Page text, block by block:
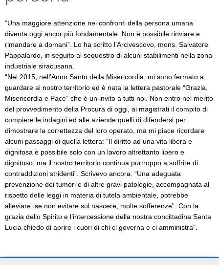
“Una maggiore attenzione nei confronti della persona umana
diventa oggi ancor più fondamentale. Non è possibile rinviare e
rimandare a domani”. Lo ha scritto l’Arcivescovo, mons. Salvatore
Pappalardo, in seguito al sequestro di alcuni stabilimenti nella zona
industriale siracusana.
“Nel 2015, nell’Anno Santo della Misericordia, mi sono fermato a
guardare al nostro territorio ed è nata la lettera pastorale “Grazia,
Misericordia e Pace” che è un invito a tutti noi. Non entro nel merito
del provvedimento della Procura di oggi, ai magistrati il compito di
compiere le indagini ed alle aziende quelli di difendersi per
dimostrare la correttezza del loro operato, ma mi piace ricordare
alcuni passaggi di quella lettera: “Il diritto ad una vita libera e
dignitosa è possibile solo con un lavoro altrettanto libero e
dignitoso, ma il nostro territorio continua purtroppo a soffrire di
contraddizioni stridenti”. Scrivevo ancora: “Una adeguata
prevenzione dei tumori e di altre gravi patologie, accompagnata al
rispetto delle leggi in materia di tutela ambientale, potrebbe
alleviare, se non evitare sul nascere, molte sofferenze”. Con la
grazia dello Spirito e l’intercessione della nostra concittadina Santa
Lucia chiedo di aprire i cuori di chi ci governa e ci amministra”.